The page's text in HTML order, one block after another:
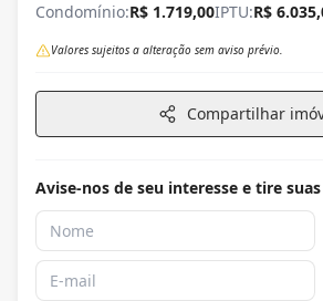
Condomínio:R$ 1.719,00IPTU:R$
Valores sujeitos a alteração sem aviso prévio.
Compartilhar
Avise-nos de seu interesse e tire